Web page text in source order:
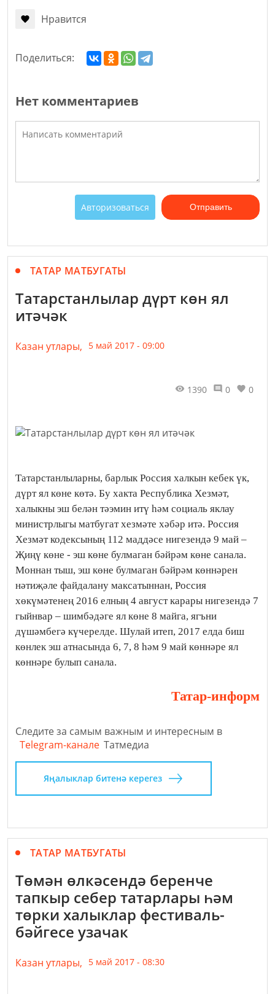
Нравится
Поделиться:
Нет комментариев
Авторизоваться Отправить
ТАТАР МАТБУГАТЫ
Татарстанлылар дүрт көн ял
итәчәк
Казан утлары, 5 май 2017 - 09:00
1390 0 0
Татарстанлыларны, барлык Россия халкын кебек үк,
дүрт ял көне көтә. Бу хакта Республика Хезмәт,
халыкны эш белән тәэмин итү һәм социаль яклау
министрлыгы матбугат хезмәте хәбәр итә. Россия
Хезмәт кодексының 112 маддәсе нигезендә 9 май –
Җиңү көне - эш көне булмаган бәйрәм көне санала.
Моннан тыш, эш көне булмаган бәйрәм көннәрен
нәтиҗәле файдалану максатыннан, Россия
хөкүмәтенең 2016 елның 4 август карары нигезендә 7
гыйнвар – шимбәдәге ял көне 8 майга, ягъни
дүшәмбегә күчерелде. Шулай итеп, 2017 елда биш
көнлек эш атнасында 6, 7, 8 һәм 9 май көннәре ял
көннәре булып санала.
Татар-информ
Следите за самым важным и интересным в
Telegram-канале Татмедиа
Яңалыклар битенә керегез
ТАТАР МАТБУГАТЫ
Төмән өлкәсендә беренче
тапкыр себер татарлары һәм
төрки халыклар фестиваль-
бәйгесе узачак
Казан утлары, 5 май 2017 - 08:30